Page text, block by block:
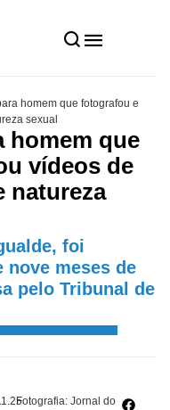
homem que fotografou e
sexual
homem que
vídeos de
natureza
foi
nove meses de
pelo Tribunal de
Fotografia: Jornal do